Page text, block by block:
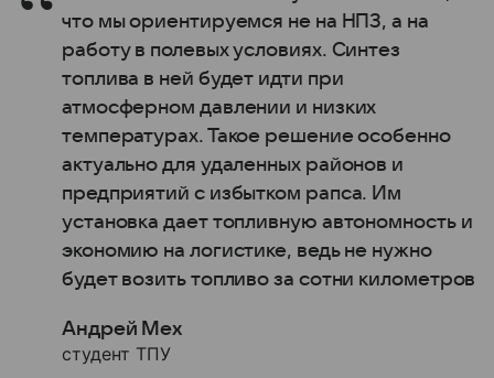
что мы ориентируемся не на НПЗ, а на
работу в полевых условиях. Синтез
топлива в ней будет идти при
атмосферном давлении и низких
температурах. Такое решение особенно
актуально для удаленных районов и
предприятий с избытком рапса. Им
установка дает топливную автономность и
экономию на логистике, ведь не нужно
будет возить топливо за сотни километров
Андрей Мех
студент ТПУ